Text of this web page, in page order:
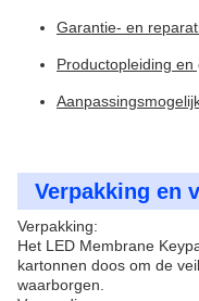
Garantie- en
Productopleiding
Verpakking en
Verpakking:
Het LED Membrane
kartonnen doos om de
waarborgen.